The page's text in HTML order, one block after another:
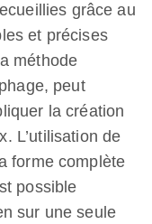
grâce au
et précises
méthode
peut
la création
L’utilisation de
forme complète
possible
sur une seule